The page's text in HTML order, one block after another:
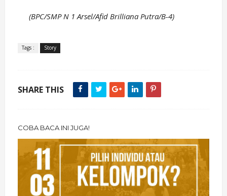
(BPC/SMP N 1 Arsel/Afid Brilliana Putra/B-4)
Tags : Story
SHARE THIS
COBA BACA INI JUGA!